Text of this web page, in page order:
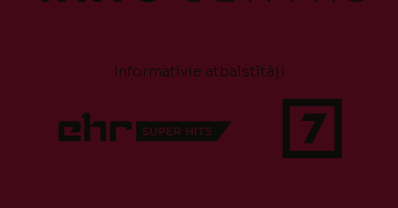
Informatīvie atbalstītāji